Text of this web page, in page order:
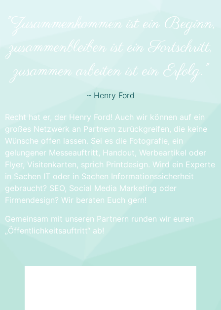
"Zusammenkommen ist ein Beginn,
zusammenbleiben ist ein Fortschritt,
zusammen arbeiten ist ein Erfolg."
~ Henry Ford
Recht hat er, der Henry Ford! Auch wir können auf ein
großes Netzwerk an Partnern zurückgreifen, die keine
Wünsche offen lassen. Sei es die Fotografie, ein
gelungener Messeauftritt, Handout, Werbeartikel oder
Flyer, Visitenkarten, sprich Printdesign. Wird ein Experte
in Sachen IT oder in Sachen Informationssicherheit
gebraucht? SEO, Social Media Marketing oder
Firmendesign? Wir beraten Euch gern!
Gemeinsam mit unseren Partnern runden wir euren
„Öffentlichkeitsauftritt“ ab!